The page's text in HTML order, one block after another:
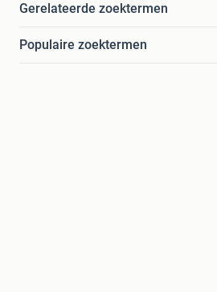
Gerelateerde zoektermen
Populaire zoektermen